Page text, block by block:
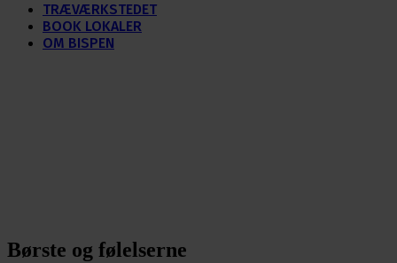
TRÆVÆRKSTEDET
BOOK LOKALER
OM BISPEN
Børste og følelserne